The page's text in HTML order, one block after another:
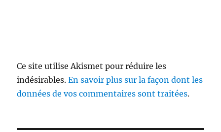
Ce site utilise Akismet pour réduire les
indésirables.En savoir plus sur la façon dont les
données de vos commentaires sont traitées.